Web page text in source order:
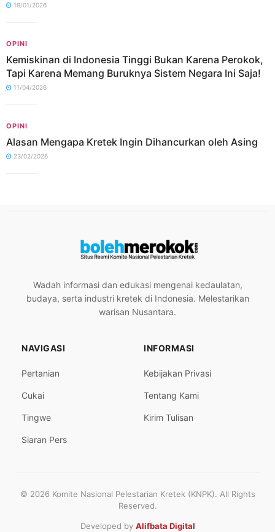
19/01/2026
OPINI
Kemiskinan di Indonesia Tinggi Bukan Karena Perokok,
Tapi Karena Memang Buruknya Sistem Negara Ini Saja!
11/04/2026
OPINI
Alasan Mengapa Kretek Ingin Dihancurkan oleh Asing
23/02/2026
Wadah informasi dan edukasi mengenai kedaulatan,
budaya, serta industri kretek di Indonesia. Melestarikan
warisan Nusantara.
NAVIGASI
Pertanian
Cukai
Tingwe
Siaran Pers
INFORMASI
Kebijakan Privasi
Tentang Kami
Kirim Tulisan
© 2026 Komite Nasional Pelestarian Kretek (KNPK). All Rights
Reserved.
Developed by Alifbata Digital